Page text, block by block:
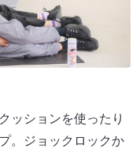
ッションを使ったり
。ジョックロックか